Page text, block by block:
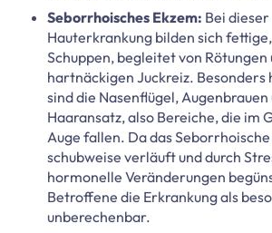
Seborrhoisches Ekzem: Bei
Hauterkrankung bilden sich
Schuppen, begleitet von Rötungen
hartnäckigen Juckreiz. Besonders
sind die Nasenflügel,
Haaransatz, also Bereiche, die im
Auge fallen. Da das
schubweise verläuft und durch
hormonelle Veränderungen
Betroffene die Erkrankung als
unberechenbar.